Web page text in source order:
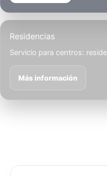
Residencias
Servicio para centros:
Más información